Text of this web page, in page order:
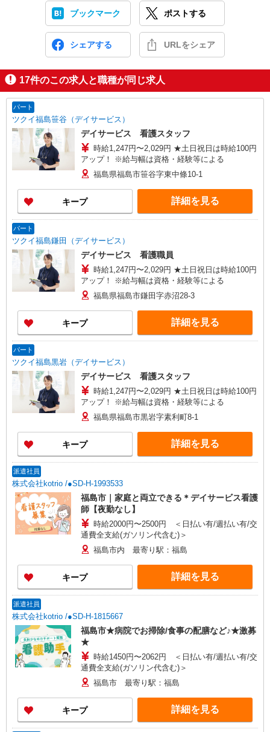
ブックマーク ポストする
シェアする URLをシェア
17件のこの求人と職種が同じ求人
パート
ツクイ福島笹谷（デイサービス）
デイサービス 看護スタッフ
時給1,247円〜2,029円 ★土日祝日は時給100円
アップ！ ※給与幅は資格・経験等による
福島県福島市笹谷字東中條10-1
キープ 詳細を見る
パート
ツクイ福島鎌田（デイサービス）
デイサービス 看護職員
時給1,247円〜2,029円 ★土日祝日は時給100円
アップ！ ※給与幅は資格・経験等による
福島県福島市鎌田字赤沼28-3
キープ 詳細を見る
パート
ツクイ福島黒岩（デイサービス）
デイサービス 看護スタッフ
時給1,247円〜2,029円 ★土日祝日は時給100円
アップ！ ※給与幅は資格・経験等による
福島県福島市黒岩字素利町8-1
キープ 詳細を見る
派遣社員
株式会社kotrio /●SD-H-1993533
福島市｜家庭と両立できる＊デイサービス看護
師【夜勤なし】
時給2000円〜2500円 ＜日払い有/週払い有/交
通費全支給(ガソリン代含む)＞
福島市内 最寄り駅：福島
キープ 詳細を見る
派遣社員
株式会社kotrio /●SD-H-1815667
福島市★病院でお掃除/食事の配膳など♪★激募
★
時給1450円〜2062円 ＜日払い有/週払い有/交
通費全支給(ガソリン代含む)＞
福島市 最寄り駅：福島
キープ 詳細を見る